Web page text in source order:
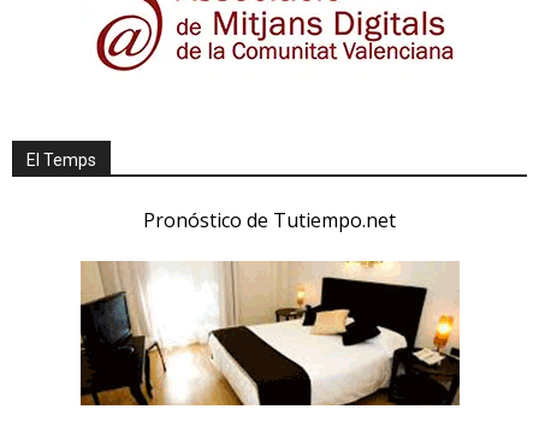
El Temps
Pronóstico de Tutiempo.net